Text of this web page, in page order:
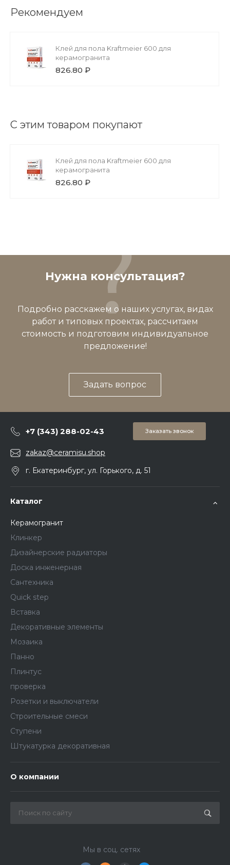
Рекомендуем
Клей для пола Kraftmeier 600 для
керамогранита
826.80 ₽
С этим товаром покупают
Клей для пола Kraftmeier 600 для
керамогранита
826.80 ₽
Нужна консультация?
Подробно расскажем о наших услугах, видах
работ и типовых проектах, рассчитаем
стоимость и подготовим индивидуальное
предложение!
Задать вопрос
+7 (343) 288-02-43 Заказать звонок
zakaz@ceramisu.shop
г. Екатеринбург, ул. Горького, д. 51
Каталог
Керамогранит
Клинкер
Дизайнерские радиаторы
Доска инженерная
Сантехника
Quick step
Вставка
Декоративные элементы
Мозаика
Панно
Плинтус
проверка
Розетки и выключатели
Строительные смеси
Ступени
Штукатурка декоративная
О компании
Мы в соц. сетях